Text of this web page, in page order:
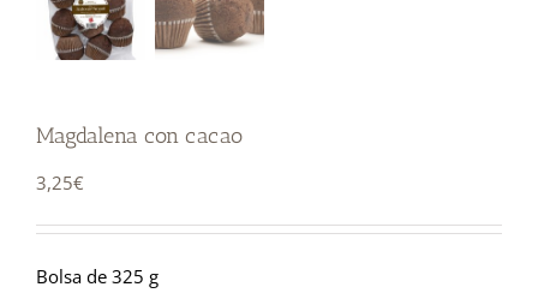
Magdalena con cacao
3,25€
Bolsa de 325 g